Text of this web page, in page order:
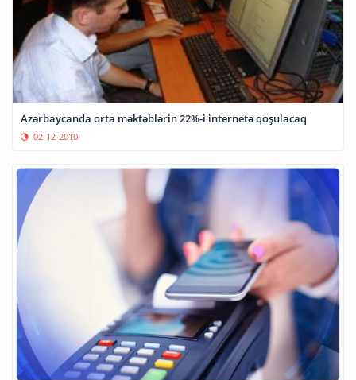
Azərbaycanda orta məktəblərin 22%-i internetə qoşulacaq
02-12-2010